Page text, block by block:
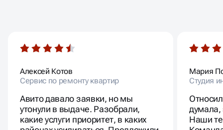
Алексей Котов
Сервис по ремонту квартир
Авито давало заявки, но мы
утонули в выдаче. Разобрали,
какие услуги приоритет, в каких
Мария
Студия
думала,
Наши